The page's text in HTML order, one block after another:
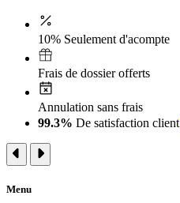
10% Seulement d'acompte
Frais de dossier offerts
Annulation sans frais
99.3% De satisfaction client
Menu